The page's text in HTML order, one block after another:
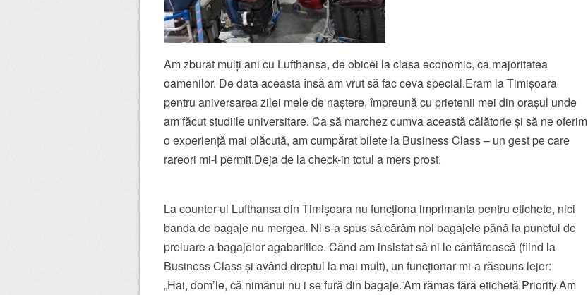
Am zburat mulți ani cu Lufthansa, de obicei la clasa economic, ca majoritatea
oamenilor. De data aceasta însă am vrut să fac ceva special.Eram la Timișoara
pentru aniversarea zilei mele de naștere, împreună cu prietenii mei din orașul unde
am făcut studiile universitare. Ca să marchez cumva această călătorie și să ne oferim
o experiență mai plăcută, am cumpărat bilete la Business Class – un gest pe care
rareori mi-l permit.Deja de la check-in totul a mers prost.
La counter-ul Lufthansa din Timișoara nu funcționa imprimanta pentru etichete, nici
banda de bagaje nu mergea. Ni s-a spus să cărăm noi bagajele până la punctul de
preluare a bagajelor agabaritice. Când am insistat să ni le cântărească (fiind la
Business Class și având dreptul la mai mult), un funcționar mi-a răspuns lejer:
„Hai, dom’le, că nimănui nu i se fură din bagaje.”Am rămas fără etichetă Priority.Am